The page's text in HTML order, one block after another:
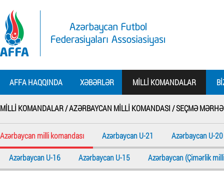
AFFA HAQQINDA XƏBƏRLƏR MILLI KOMANDALAR
MILLI KOMANDALAR /AZƏRBAYCAN MILLI KOMANDASI /SEÇMƏ
Azərbaycan milli komandası Azərbaycan U-21 Azərbaycan U-20
Azərbaycan U-16 Azərbaycan U-15 Azərbaycan (Çimərlik